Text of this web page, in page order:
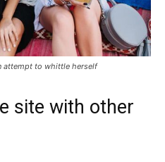
attempt to whittle herself
site with other